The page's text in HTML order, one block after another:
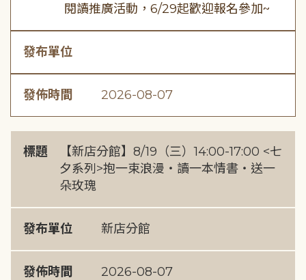
閱讀推廣活動，6/29起歡迎報名參加~
發布單位
發佈時間 2026-08-07
標題
【新店分館】8/19（三）14:00-17:00 <七
夕系列>抱一束浪漫・讀一本情書・送一
朵玫瑰
發布單位 新店分館
發佈時間 2026-08-07